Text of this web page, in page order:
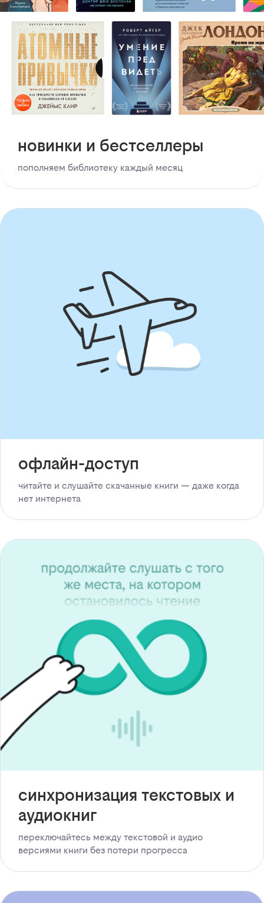
новинки и бестселлеры
пополняем библиотеку каждый месяц
офлайн-доступ
читайте и слушайте скачанные книги — даже когда
нет интернета
синхронизация текстовых и
аудиокниг
переключайтесь между текстовой и аудио
версиями книги без потери прогресса